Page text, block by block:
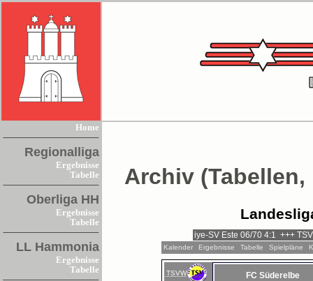
Home
Regionalliga
Ergebnisse
Tabelle
Oberliga HH
Ergebnisse
Tabelle
LL Hammonia
Ergebnisse
Tabelle
Archiv
Kalender Ergebnisse Tabelle Spielpläne
TSVW FC Süderelbe